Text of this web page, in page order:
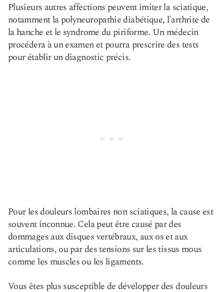
Plusieurs autres affections peuvent imiter la sciatique,
notamment la polyneuropathie diabétique, l'arthrite de
la hanche et le syndrome du piriforme. Un médecin
procédera à un examen et pourra prescrire des tests
pour établir un diagnostic précis.
Pour les douleurs lombaires non sciatiques, la cause est
souvent inconnue. Cela peut être causé par des
dommages aux disques vertébraux, aux os et aux
articulations, ou par des tensions sur les tissus mous
comme les muscles ou les ligaments.
Vous êtes plus susceptible de développer des douleurs